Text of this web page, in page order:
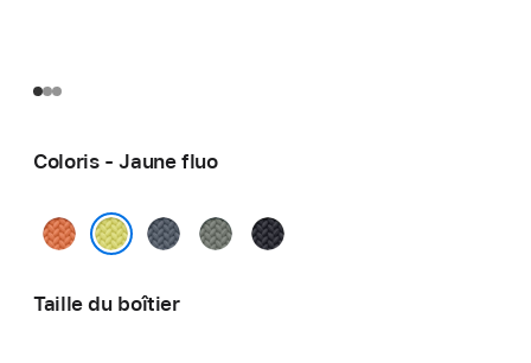
Coloris - Jaune fluo
Curcuma
Bleu
Gris
Minuit
Taille du boîtier